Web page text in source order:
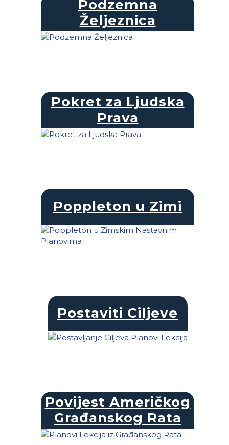
Podzemna
Željeznica
Pokret za Ljudska
Prava
Poppleton u Zimi
Postaviti Ciljeve
Povijest Američkog
Građanskog Rata